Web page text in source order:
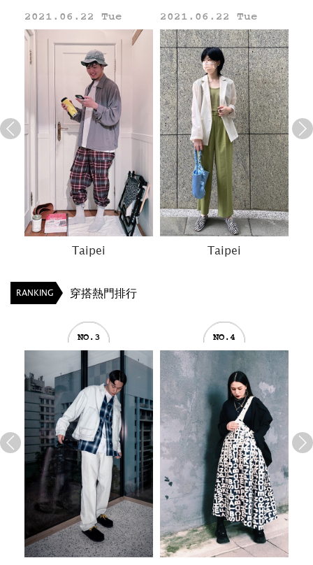
牛皮貼膜加上迷彩壓紋，將金屬度烙的材質的簡
約奢華風格又增添了豐富的變化性，凸顯個人特
有時尚感。
較以往加厚的鞋口與鞋舌設計搭配超纖內裡提供
一整天的舒適，傳統綁帶搭配金屬鞋帶孔，而鞋
側的YKK拉鍊讓穿脫更方便；中底的雙重透氣孔
與彈性的KZ鞋墊加強鞋身的透氣性，KRUZIN超
輕量EVA/橡膠鞋底讓穿著更舒適。
Line
2021.06.22 Tue
Taipei
2021.06.22 Tue
Taipei
RANKING 穿搭熱門排行